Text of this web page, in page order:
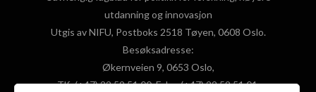
utdanning og innovasjon
Utgis av NIFU, Postboks 2518 Tøyen, 0608 Oslo.
Besøksadresse:
Økernveien 9, 0653 Oslo,
Tlf: (+47) 22 59 51 00, Faks: (+47) 22 59 51 01,